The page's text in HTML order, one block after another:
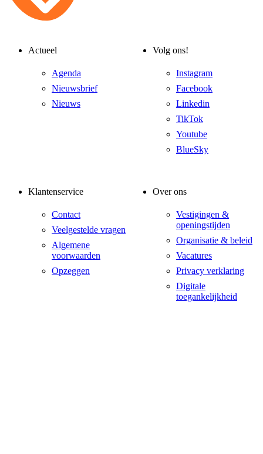
Actueel
Agenda
Nieuwsbrief
Nieuws
Volg ons!
Instagram
Facebook
Linkedin
TikTok
Youtube
BlueSky
Klantenservice
Contact
Veelgestelde vragen
Algemene
voorwaarden
Opzeggen
Over ons
Vestigingen &
openingstijden
Organisatie & beleid
Vacatures
Privacy verklaring
Digitale
toegankelijkheid